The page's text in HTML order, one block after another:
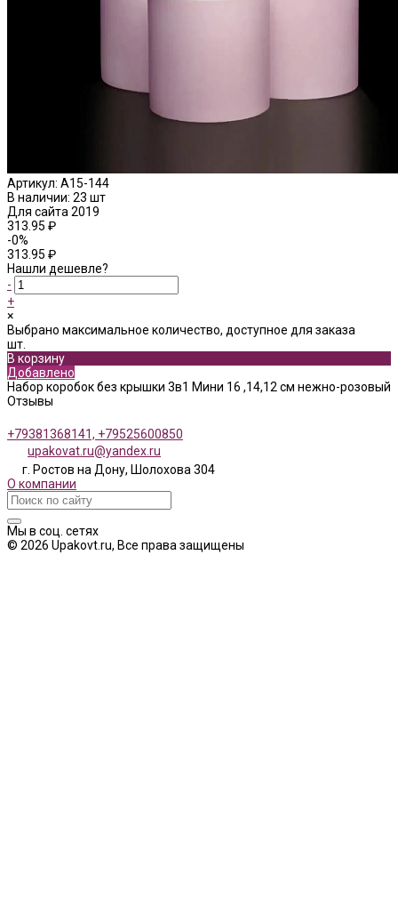
Артикул: А15-144
В наличии: 23 шт
Для сайта 2019
313.95 ₽
-0%
313.95 ₽
Нашли дешевле?
-
+
×
Выбрано максимальное количество, доступное для заказа
шт.
В корзину
Добавлено
Набор коробок без крышки 3в1 Мини 16 ,14,12 см нежно-розовый
Отзывы
+79381368141, +79525600850
upakovat.ru@yandex.ru
г. Ростов на Дону, Шолохова 304
О компании
Мы в соц. сетях
© 2026 Upakovt.ru, Все права защищены